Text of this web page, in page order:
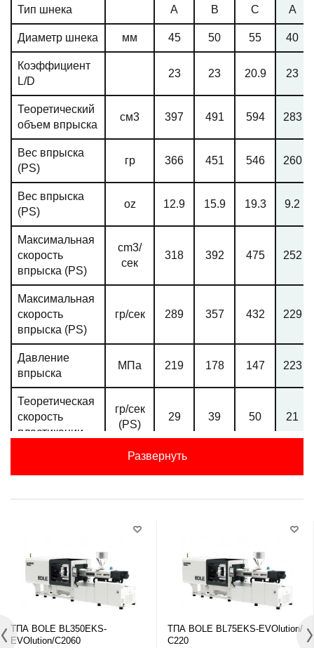
Тип шнека A B C A
Диаметр шнека мм 45 50 55 40
Коэффициент
L/D
23 23 20.9 23
Теоретический
объем впрыска
см3 397 491 594 283
Вес впрыска
(PS)
гр 366 451 546 260
Вес впрыска
(PS)
oz 12.9 15.9 19.3 9.2
Максимальная
скорость
впрыска (PS)
cm3/
сек
318 392 475 252
Максимальная
скорость
впрыска (PS)
гр/сек 289 357 432 229
Давление
впрыска
МПа 219 178 147 223
Теоретическая
скорость
пластикации
гр/сек
(PS)
29 39 50 21
мм
скорость
вращения
шнека
об/мин 260
Мощностные характеристики
Развернуть
ТПА BOLE BL350EKS-
EVOlution/C2060
ТПА BOLE BL75EKS-EVOlution/
С220